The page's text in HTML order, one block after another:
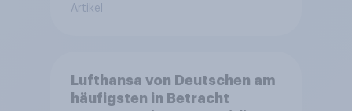
Artikel
Lufthansa von Deutschen am
häufigsten in Betracht